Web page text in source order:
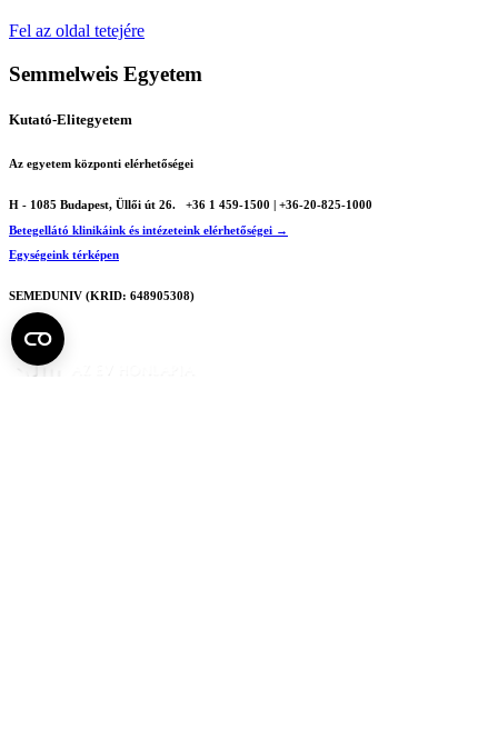
Fel az oldal tetejére
Semmelweis Egyetem
Kutató-Elitegyetem
Az egyetem központi elérhetőségei
H - 1085 Budapest, Üllői út 26.
+36 1 459-1500 | +36-20-825-1000
Betegellátó klinikáink és intézeteink elérhetőségei →
Egységeink térképen
SEMEDUNIV (KRID: 648905308)